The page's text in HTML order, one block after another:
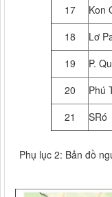
17
Kon
18
Lơ
19
P.
20
Phú
21
SRó
Phụ lục 2: Bản đồ